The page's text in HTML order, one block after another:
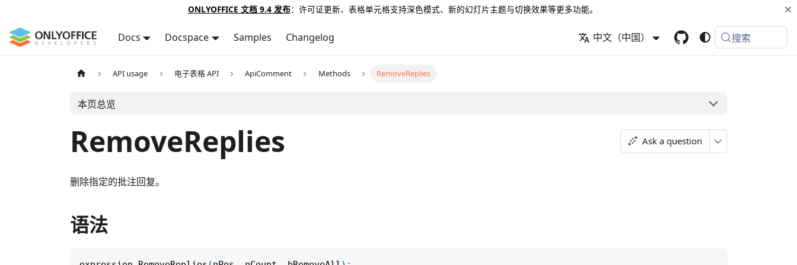
ONLYOFFICE 文档 9.4 发布：许可证更新、表格单元格支持深色模式、新的幻灯片主题与切换效果等更多功能。
Docs Docspace Samples Changelog 中文（中国） 搜索
API usage 电子表格 API ApiComment Methods RemoveReplies
本页总览
RemoveReplies Ask a question
删除指定的批注回复。
语法